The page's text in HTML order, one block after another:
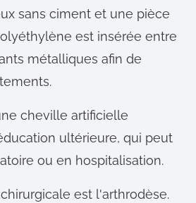
sans ciment et une pièce
est insérée entre
métalliques afin de
cheville artificielle
ultérieure, qui peut
ou en hospitalisation.
est l'arthrodèse.